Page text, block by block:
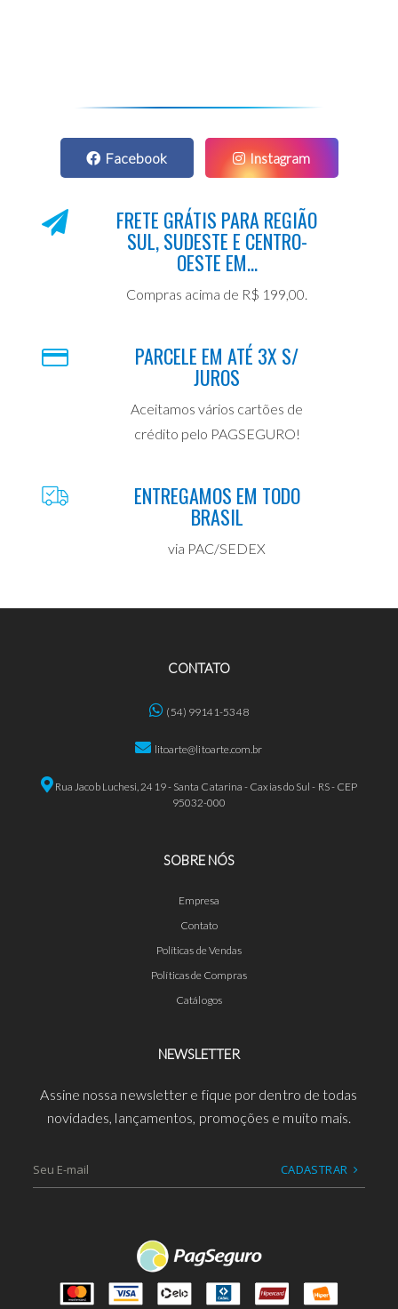
Facebook Instagram
FRETE GRÁTIS PARA REGIÃO
SUL, SUDESTE E CENTRO-
OESTE EM...
Compras acima de R$ 199,00.
PARCELE EM ATÉ 3X S/
JUROS
Aceitamos vários cartões de
crédito pelo PAGSEGURO!
ENTREGAMOS EM TODO
BRASIL
via PAC/SEDEX
CONTATO
(54) 99141-5348
litoarte@litoarte.com.br
Rua Jacob Luchesi, 2419 - Santa Catarina - Caxias do Sul - RS - CEP
95032-000
SOBRE NÓS
Empresa
Contato
Políticas de Vendas
Políticas de Compras
Catálogos
NEWSLETTER
Assine nossa newsletter e fique por dentro de todas
novidades, lançamentos, promoções e muito mais.
CADASTRAR